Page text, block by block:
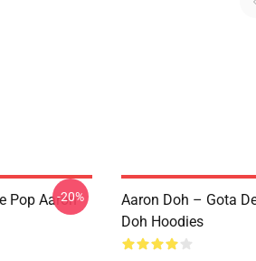
Pop Aaron
-20%
Aaron Doh – Gota
Doh Hoodies